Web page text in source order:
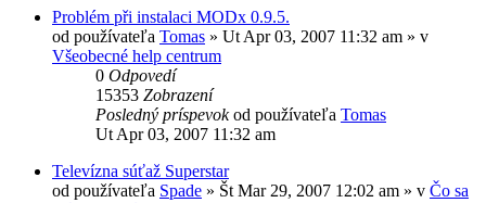
Problém při instalaci MODx 0.9.5.
od používateľa Tomas » Ut Apr 03, 2007 11:32 am » v
Všeobecné help centrum
0 Odpovedí
15353 Zobrazení
Posledný príspevokod používateľa Tomas
Ut Apr 03, 2007 11:32 am
Televízna súťaž Superstar
od používateľa Spade » Št Mar 29, 2007 12:02 am » v Čo sa